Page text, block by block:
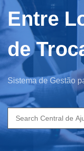
Entre
de
Sistema de Gestão
Search
for: